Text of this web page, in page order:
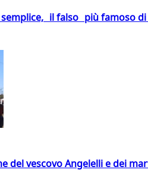
il falso più famoso di
del vescovo Angelelli e dei